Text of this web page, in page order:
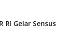
RI Gelar Sensus